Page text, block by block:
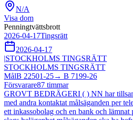
N/A
Visa dom
Penningtvättsbrott
2026-04-17Tingsrätt
2026-04-17
|STOCKHOLMS TINGSRÄTT
STOCKHOLMS TINGSRÄTT
MålB 22501-25→ B 7199-26
Försvarare87 timmar
GROVT BEDRÄGERI ( ) NN har
med andra kontaktat målsäganden per
ett inkassobolag och en bank och lämnat